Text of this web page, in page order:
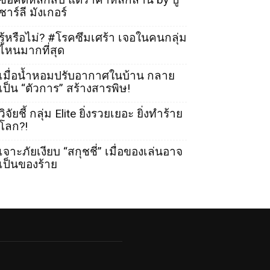
าร์ลี มังเกอร์
หรือไม่? #โรคซึมเศร้า เจอในคนกลุ่ม
หนมากที่สุด
มื่อน้ำหอมปรับอากาศในบ้าน กลาย
ป็น “ตัวการ” สร้างสารพิษ!
จัยชี้ กลุ่ม Elite ยิ่งรวยเยอะ ยิ่งทำร้าย
ลก?!
จาะภัยเงียบ “สกุชชี่” เมื่อของเล่นอาจ
ป็นของร้าย